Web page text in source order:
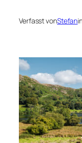
Verfasst vonStefan